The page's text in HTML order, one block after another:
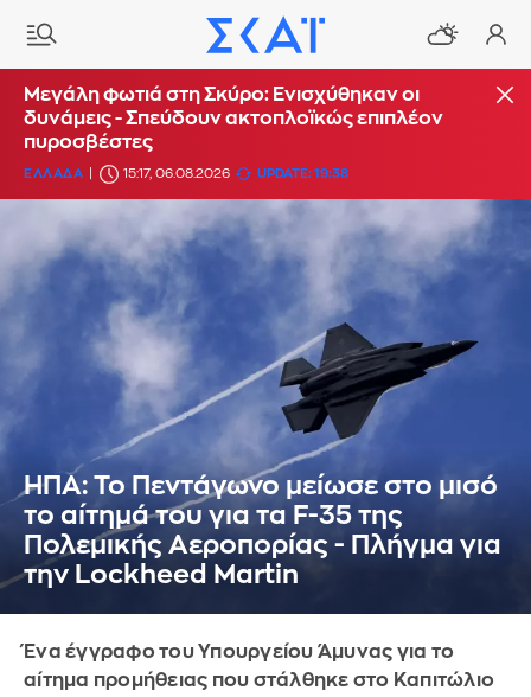
Μεγάλη φωτιά στη Σκύρο: Ενισχύθηκαν οι
δυνάμεις - Σπεύδουν ακτοπλοϊκώς επιπλέον
πυροσβέστες
ΕΛΛΑΔΑ 15:17, 06.08.2026 UPDATE: 19:38
ΗΠΑ: Το Πεντάγωνο μείωσε στο μισό
το αίτημά του για τα F-35 της
Πολεμικής Αεροπορίας - Πλήγμα για
την Lockheed Martin
Ένα έγγραφο του Υπουργείου Άμυνας για το
αίτημα προμήθειας που στάλθηκε στο Καπιτώλιο